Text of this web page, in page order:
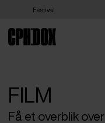
Festival
FILM
Få et overblik